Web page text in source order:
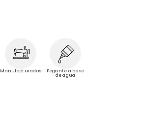
Manufacturados Pegante a base
de agua